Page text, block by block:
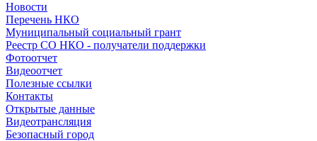
Новости
Перечень НКО
Муниципальный социальный грант
Реестр СО НКО - получатели поддержки
Фотоотчет
Видеоотчет
Полезные ссылки
Контакты
Открытые данные
Видеотрансляция
Безопасный город